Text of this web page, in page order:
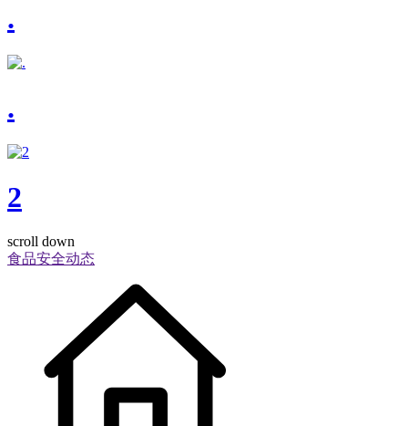
.
.
2
scroll down
食品安全动态